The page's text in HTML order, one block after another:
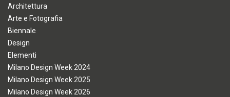
Architettura
Arte e Fotografia
Biennale
Design
Elementi
Milano Design Week 2024
Milano Design Week 2025
Milano Design Week 2026